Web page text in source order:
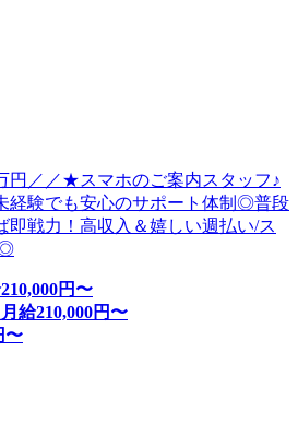
円／／★スマホのご案内スタッフ♪
経験でも安心のサポート体制◎普段
即戦力！高収入＆嬉しい週払い/ス
◎
210,000円〜
月給210,000円〜
〜